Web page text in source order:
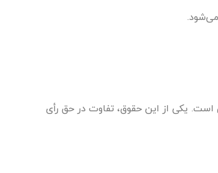
یکی از این حقوق، تفاوت در حق رأی